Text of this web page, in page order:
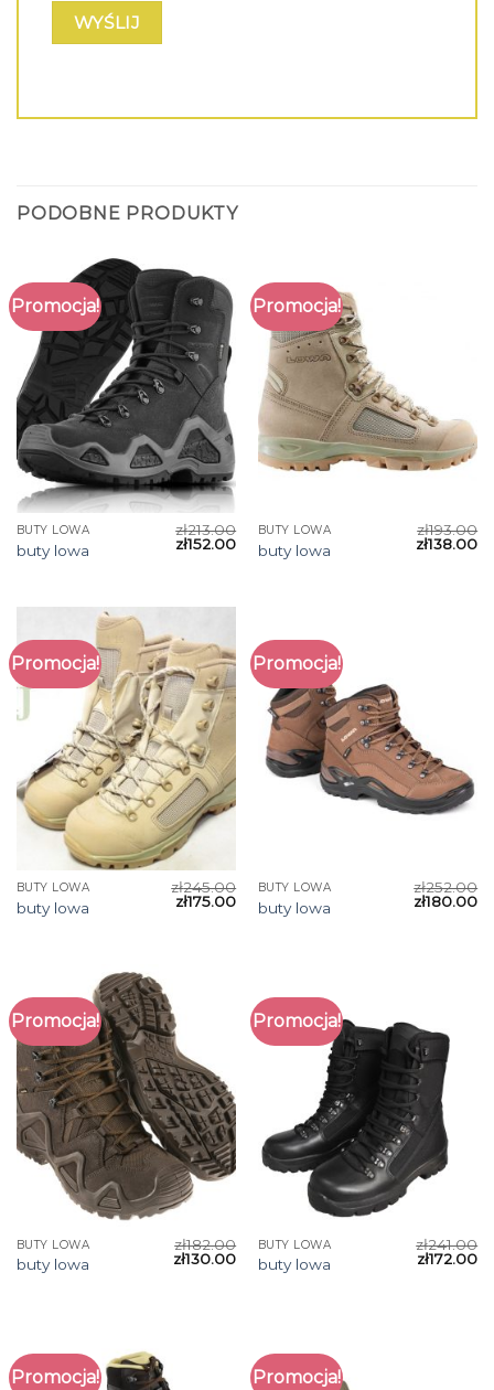
PODOBNE PRODUKTY
Promocja!
BUTY LOWA
buty lowa
zł213.00
zł152.00
Promocja!
BUTY LOWA
buty lowa
zł193.00
zł138.00
Promocja!
BUTY LOWA
buty lowa
zł245.00
zł175.00
Promocja!
BUTY LOWA
buty lowa
zł252.00
zł180.00
Promocja!
BUTY LOWA
buty lowa
zł182.00
zł130.00
Promocja!
BUTY LOWA
buty lowa
zł241.00
zł172.00
Promocja! Promocja!